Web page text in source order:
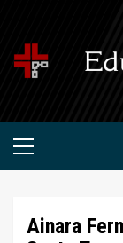
contenido
Menú
Ainara